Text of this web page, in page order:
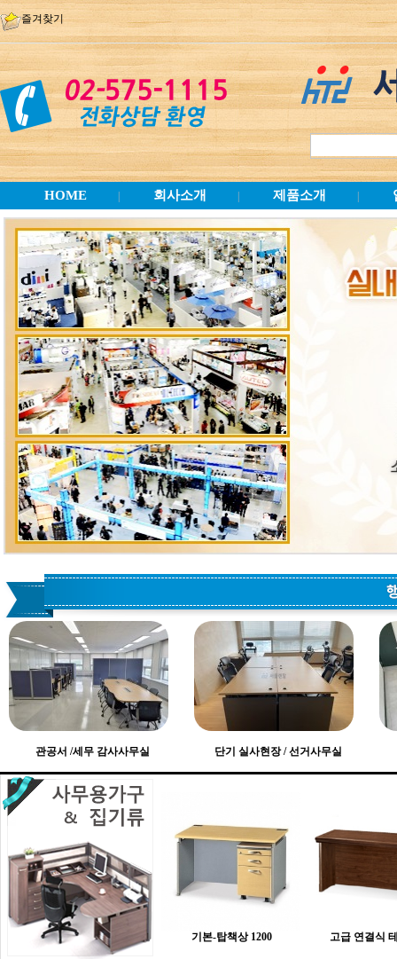
즐겨찾기
HOME 회사소개 제품소개
관공서 /세무 감사사무실 단기 실사현장 / 선거사무실
기본-탑책상 1200 고급 연결식